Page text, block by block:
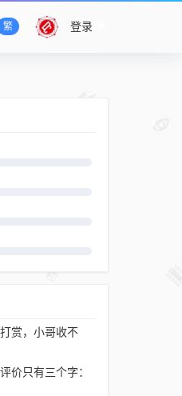
登录
繁
赏，小哥收不
价只有三个字：